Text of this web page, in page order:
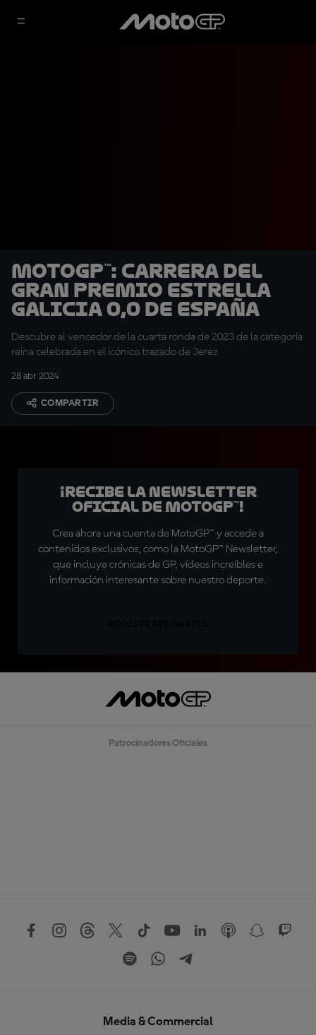
MotoGP™: Carrera del
Gran Premio Estrella
Galicia 0,0 de España
Descubre al vencedor de la cuarta ronda de 2023 de la categoría
reina celebrada en el icónico trazado de Jerez
28 abr 2024
COMPARTIR
¡Recibe la Newsletter
oficial de MotoGP™!
Crea ahora una cuenta de MotoGP™ y accede a
contenidos exclusivos, como la MotoGP™ Newsletter,
que incluye crónicas de GP, vídeos increíbles e
información interesante sobre nuestro deporte.
Patrocinadores Oficiales
Media & Commercial